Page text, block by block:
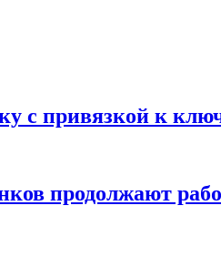
с привязкой к
продолжают